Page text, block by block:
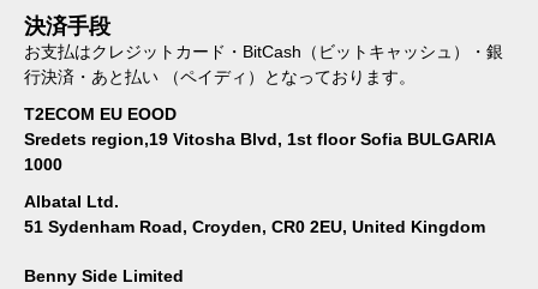
決済手段
お支払はクレジットカード・BitCash（ビットキャッシュ）・銀
行決済・あと払い （ペイディ）となっております。
T2ECOM EU EOOD
Sredets region,19 Vitosha Blvd, 1st floor Sofia BULGARIA
1000
Albatal Ltd.
51 Sydenham Road, Croyden, CR0 2EU, United Kingdom
Benny Side Limited